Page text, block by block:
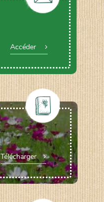
Accéder
Télécharger